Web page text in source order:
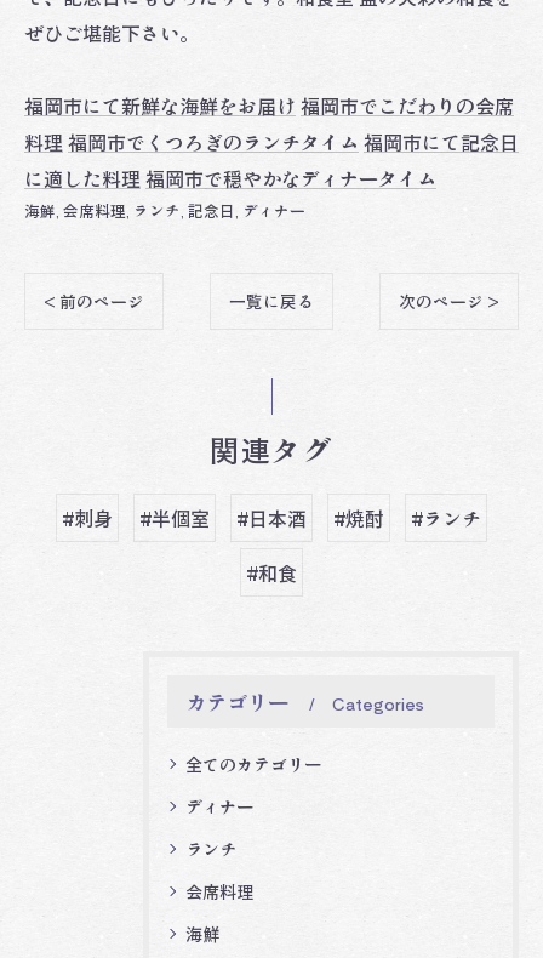
ぜひご堪能下さい。
福岡市にて新鮮な海鮮をお届け 福岡市でこだわりの会席
料理福岡市でくつろぎのランチタイム 福岡市にて記念日
に適した料理福岡市で穏やかなディナータイム
海鮮 会席料理 ランチ 記念日 ディナー
< 前のページ 一覧に戻る 次のページ >
関連タグ
#刺身 #半個室 #日本酒 #焼酎
#ランチ
#和食
カテゴリー Categories
全てのカテゴリー
ディナー
ランチ
会席料理
海鮮